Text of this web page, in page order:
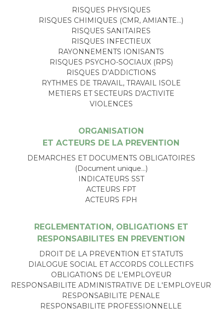
RISQUES PHYSIQUES
RISQUES CHIMIQUES (CMR, AMIANTE…)
RISQUES SANITAIRES
RISQUES INFECTIEUX
RAYONNEMENTS IONISANTS
RISQUES PSYCHO-SOCIAUX (RPS)
RISQUES D’ADDICTIONS
RYTHMES DE TRAVAIL, TRAVAIL ISOLE
METIERS ET SECTEURS D'ACTIVITE
VIOLENCES
ORGANISATION
ET ACTEURS DE LA PREVENTION
DEMARCHES ET DOCUMENTS OBLIGATOIRES
(Document unique…)
INDICATEURS SST
ACTEURS FPT
ACTEURS FPH
REGLEMENTATION, OBLIGATIONS ET
RESPONSABILITES EN PREVENTION
DROIT DE LA PREVENTION ET STATUTS
DIALOGUE SOCIAL ET ACCORDS COLLECTIFS
OBLIGATIONS DE L'EMPLOYEUR
RESPONSABILITE ADMINISTRATIVE DE L'EMPLOYEUR
RESPONSABILITE PENALE
RESPONSABILITE PROFESSIONNELLE